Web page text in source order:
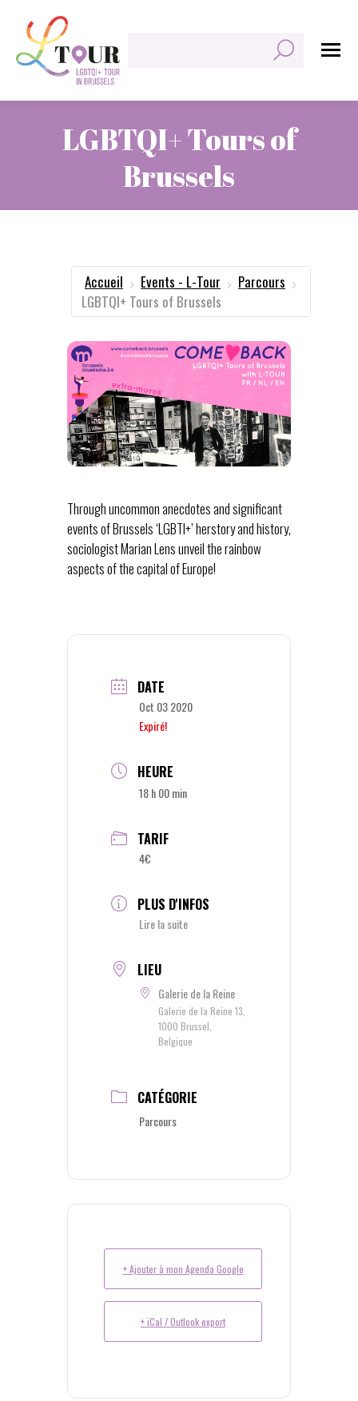
LGBTQI+ Tours of
Brussels
Accueil Events - L-Tour
Parcours
LGBTQI+ Tours of Brussels
Through uncommon anecdotes and significant
events of Brussels ‘LGBTI+’ herstory and history,
sociologist Marian Lens unveil the rainbow
aspects of the capital of Europe!
DATE
Oct 03 2020
Expiré!
HEURE
18 h 00 min
TARIF
4€
PLUS D'INFOS
Lire la suite
LIEU
Galerie de la Reine
Galerie de la Reine 13,
1000 Brussel,
Belgique
CATÉGORIE
Parcours
+ Ajouter à mon Agenda Google
+ iCal / Outlook export